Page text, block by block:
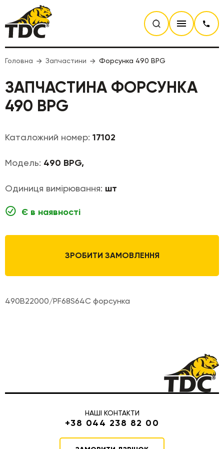
Головна Запчастини Форсунка 490 BPG
ЗАПЧАСТИНА ФОРСУНКА
490 BPG
Каталожний номер: 17102
Модель: 490 BPG,
Одиниця вимірювання: шт
Є в наявності
ЗРОБИТИ ЗАМОВЛЕННЯ
490B22000/PF68S64C форсунка
НАШІ КОНТАКТИ
+38 044 238 82 00